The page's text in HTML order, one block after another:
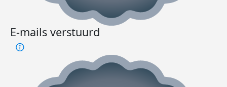
E-mails verstuurd